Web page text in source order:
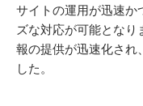
サイトの運用が迅速か
ズな対応が可能とな
報の提供が迅速化され
した。